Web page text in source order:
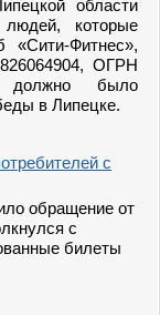
области
которые
«Сити-Фитнес»,
ОГРН
должно было
в Липецке.
с
обращение от
с
билеты